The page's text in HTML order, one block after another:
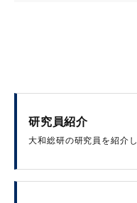
研究員紹介
大和総研の研究員を紹介し